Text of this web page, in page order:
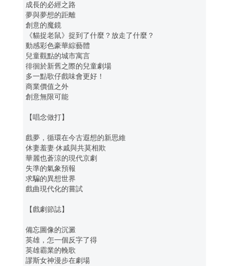
成長的必經之路
夢與夢想的距離
創意的魔鏡
《貓捉老鼠》捉到了什麼？放走了什麼？
動感彩色豪華綜藝體
兒童觀點的城市寓言
徘徊於新舊之際的兒童劇場
多一點歌仔戲味會更好！
商業價值之外
創意無限可能
【唱念做打】
戲夢，循環在今古遐想的新思維
休妻羞妻‧休戚與共莫相欺
華麗也蒼涼的現代京劇
失準的氣象預報
求騙的異想世界
戲曲現代化的嘗試
【戲劇節誌】
備忘圖像的沉澱
英雄，怎一個反字了得
英雄霸業的輓歌
謬斯女神漫步在劇場